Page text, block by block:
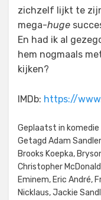
zichzelf lijkt te
mega-huge
En had ik al
hem nogmaals
kijken?
IMDb: https://
Geplaatst in komedie
Getagd Adam Sandler
Brooks Koepka,
Christopher McDonald
Eminem, Eric André,
Nicklaus,Jackie